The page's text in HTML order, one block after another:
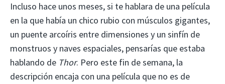
Incluso hace unos meses, si te hablara de una película
en la que había un chico rubio con músculos gigantes,
un puente arcoíris entre dimensiones y un sinfín de
monstruos y naves espaciales, pensarías que estaba
hablando de Thor. Pero este fin de semana, la
descripción encaja con una película que no es de